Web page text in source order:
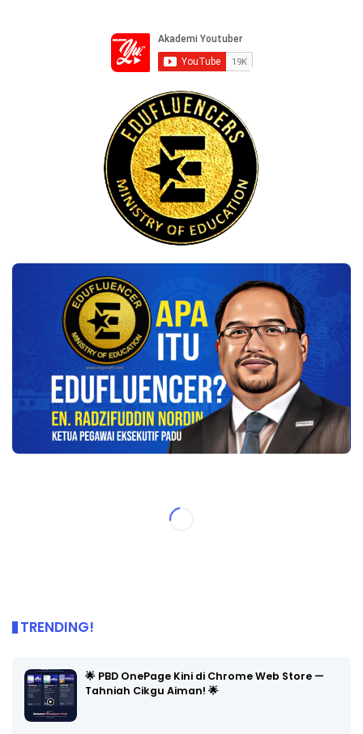
TRENDING!
🌟 PBD OnePage Kini di Chrome Web Store —
Tahniah Cikgu Aiman! 🌟